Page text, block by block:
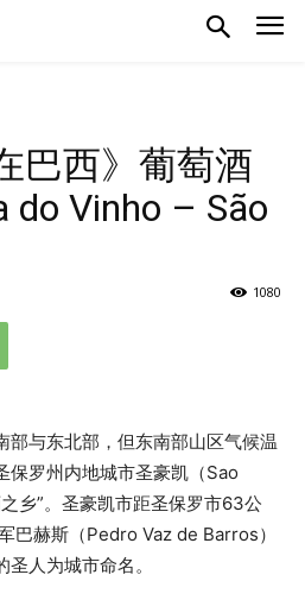
巴西》葡萄酒
do Vinho – São
1080
部与东北部，但东南部山区气候温
保罗州内地城市圣豪凯（Sao
乡”。圣豪凯市距圣保罗市63公
巴赫斯（Pedro Vaz de Barros）
人为城市命名。